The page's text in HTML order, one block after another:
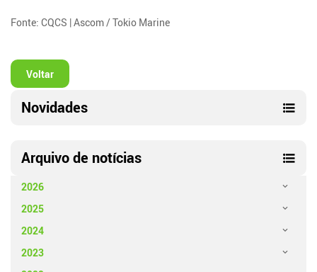
Fonte: CQCS | Ascom / Tokio Marine
Voltar
Novidades
Arquivo de notícias
2026
2025
2024
2023